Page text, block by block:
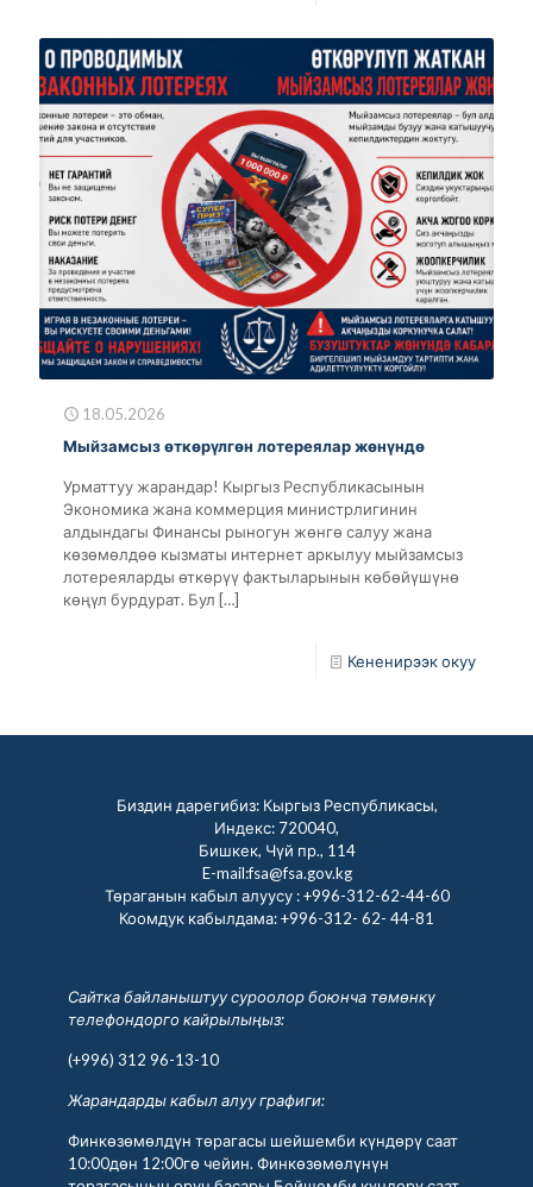
18.05.2026
Мыйзамсыз өткөрүлгөн лотереялар жөнүндө
Урматтуу жарандар! Кыргыз Республикасынын
Экономика жана коммерция министрлигинин
алдындагы Финансы рыногун жөнгө салуу жана
көзөмөлдөө кызматы интернет аркылуу мыйзамсыз
лотереяларды өткөрүү фактыларынын көбөйүшүнө
көңүл бурдурат. Бул […]
Кененирээк окуу
Биздин дарегибиз: Кыргыз Республикасы,
Индекс: 720040,
Бишкек, Чүй пр., 114
E-mail:fsa@fsa.gov.kg
Төраганын кабыл алуусу :+996-312-62-44-60
Коомдук кабылдама:+996-312- 62- 44-81
Сайтка байланыштуу суроолор боюнча төмөнкү
телефондорго кайрылыңыз:
(+996) 312 96-13-10
Жарандарды кабыл алуу графиги:
Финкөзөмөлдүн төрагасы шейшемби күндөрү саат
10:00дөн 12:00гө чейин. Финкөзөмөлүнүн